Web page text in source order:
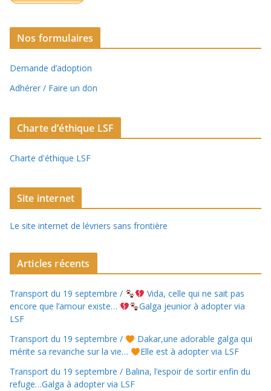
Nos formulaires
Demande d’adoption
Adhérer / Faire un don
Charte d’éthique LSF
Charte d'éthique LSF
Site internet
Le site internet de lévriers sans frontière
Articles récents
Transport du 19 septembre /
Vida, celle qui ne sait pas
encore que l’amour existe…
Galga jeunior à adopter via
LSF
Transport du 19 septembre /
Dakar,une adorable galga qui
mérite sa revanche sur la vie…
Elle est à adopter via LSF
Transport du 19 septembre / Balina, l’espoir de sortir enfin du
refuge…Galga à adopter via LSF